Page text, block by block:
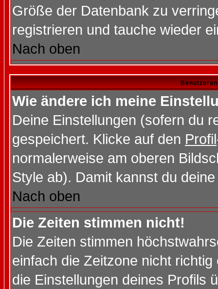
Größe der Datenbank zu
registrieren und tauche wieder
Nach oben
Wie ändere ich meine
Deine Einstellungen (sofern du
gespeichert. Klicke auf den Profil
normalerweise am oberen
Style ab). Damit kannst du
Nach oben
Die Zeiten stimmen nicht!
Die Zeiten stimmen
einfach die Zeitzone nicht
die Einstellungen deines Profils